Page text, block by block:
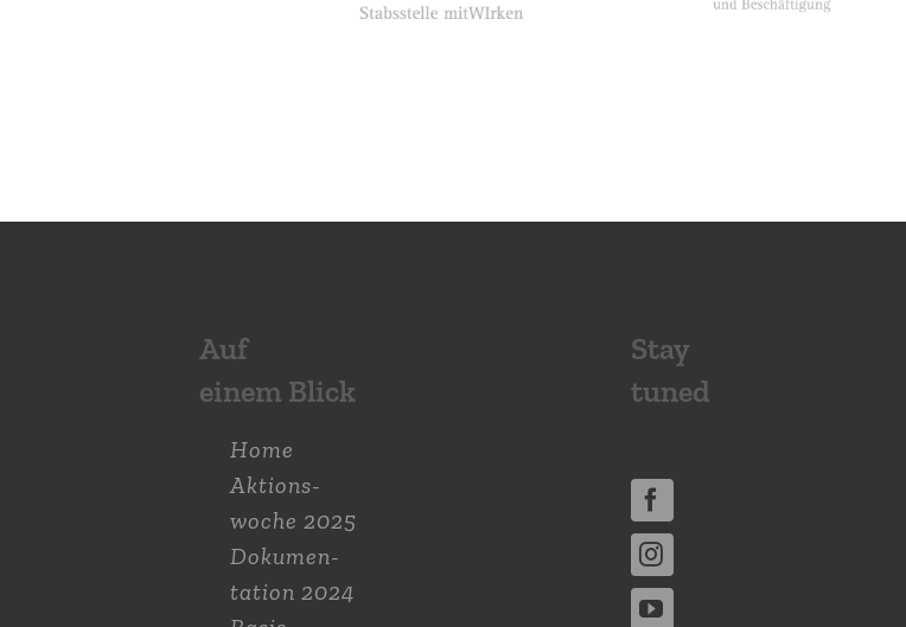
Auf
einem Blick
Home
Aktions­
woche 2025
Dokumen­
tation 2024
Stay
tuned